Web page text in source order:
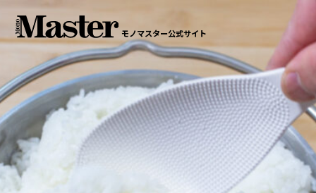
モノマスター公式サイト